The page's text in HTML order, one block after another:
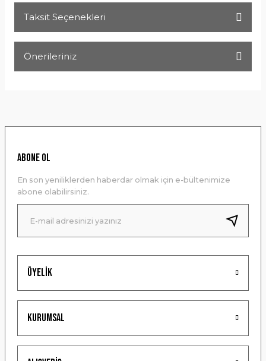
Taksit Seçenekleri
Önerileriniz
Ürün resmi kalitesiz, bozuk veya görüntülenemiyor.
Ürün bilgilerinde hatalar bulunuyor.
Ürün fiyatı diğer sitelerden daha pahalı.
Bu ürüne benzer farklı alternatifler olmalı.
Gönder
Üyelik
Kurumsal
ABONE OL
En son yeniliklerden haberdar olmak için e-bültenimize
abone olabilirsiniz.